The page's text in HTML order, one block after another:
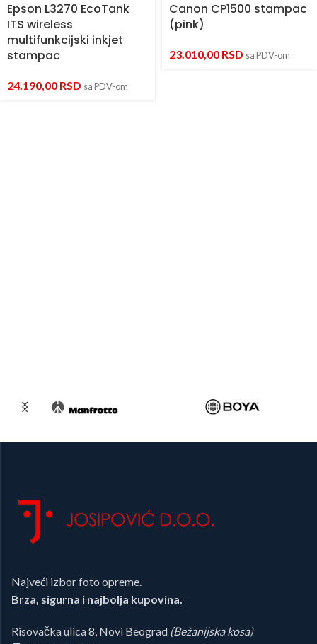
Epson L3270 EcoTank
ITS wireless
multifunkcijski inkjet
stampac
24.190,00 RSD sa PDV-om
Canon CP1500 stampac
(pink)
23.010,00 RSD sa PDV-om
Najveći izbor foto opreme.
Brza, sigurna i najbolja kupovina.
Risovačka ulica 8, Novi Beograd (Bežanijska kosa)